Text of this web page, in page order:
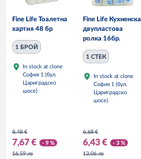
Fine Life Тоалетна
хартия 48 бр
1 БРОЙ
In stock at clone
София 1 (бул.
Цариградско
шосе)
8,48 €
7,67 €
- 9 %
16,59 лв
Fine Life Кухненска
двупластова
ролка 16бр.
1 СТЕК
In stock at clone
София 1 (бул.
Цариградско
шосе)
6,68 €
6,43 €
- 3 %
13,06 лв